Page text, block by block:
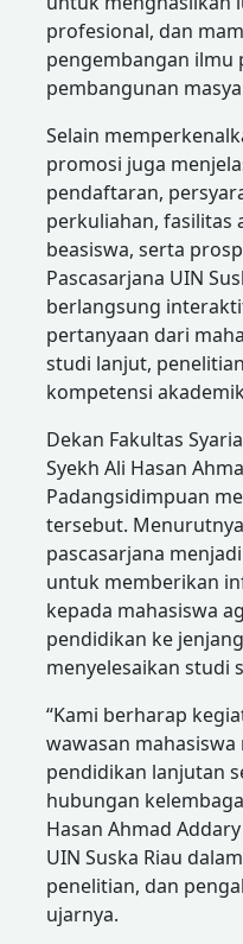
profesional, dan
pengembangan ilmu
pembangunan
Selain
promosi juga
pendaftaran,
perkuliahan, fasilitas
beasiswa, serta
Pascasarjana UIN
berlangsung
pertanyaan dari
studi lanjut,
kompetensi
Dekan Fakultas
Syekh Ali Hasan
Padangsidimpuan
tersebut.
pascasarjana
untuk memberikan
kepada mahasiswa
pendidikan ke
menyelesaikan studi
“Kami berharap
wawasan
pendidikan lanjutan
hubungan
Hasan Ahmad
UIN Suska Riau
penelitian, dan
ujarnya.